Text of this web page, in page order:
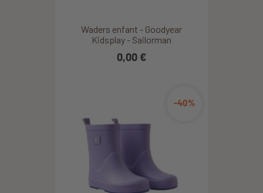
Waders enfant - Goodyear
Kidsplay - Sailorman
0,00 €
-40%